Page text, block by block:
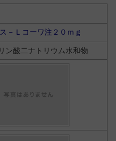
－Ｌコーワ注２０ｍｇ
ン酸二ナトリウム水和物